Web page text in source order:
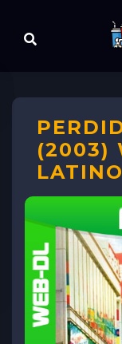
(2003)